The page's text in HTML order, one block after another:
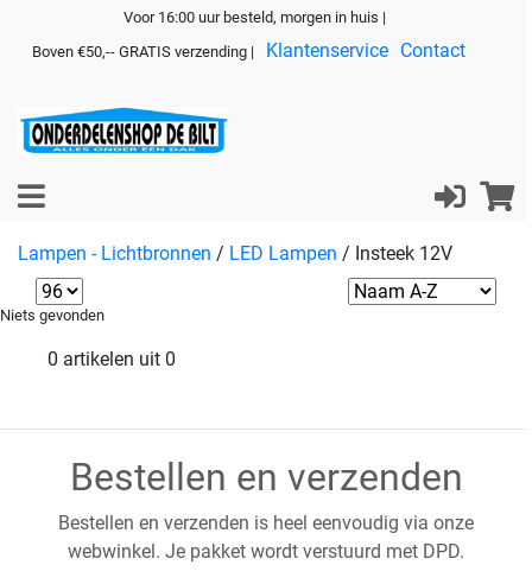
Voor 16:00 uur besteld, morgen in huis |
Boven €50,-- GRATIS verzending |
Klantenservice Contact
Lampen - Lichtbronnen / LED Lampen / Insteek 12V
Niets gevonden
0 artikelen uit 0
Bestellen en verzenden
Bestellen en verzenden is heel eenvoudig via onze
webwinkel. Je pakket wordt verstuurd met DPD.